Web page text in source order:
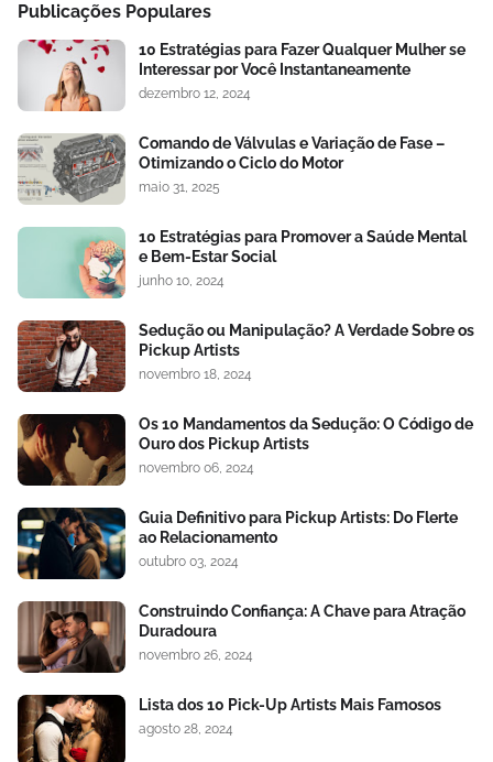
Publicações Populares
10 Estratégias para Fazer Qualquer Mulher se
Interessar por Você Instantaneamente
dezembro 12, 2024
Comando de Válvulas e Variação de Fase –
Otimizando o Ciclo do Motor
maio 31, 2025
10 Estratégias para Promover a Saúde Mental
e Bem-Estar Social
junho 10, 2024
Sedução ou Manipulação? A Verdade Sobre os
Pickup Artists
novembro 18, 2024
Os 10 Mandamentos da Sedução: O Código de
Ouro dos Pickup Artists
novembro 06, 2024
Guia Definitivo para Pickup Artists: Do Flerte
ao Relacionamento
outubro 03, 2024
Construindo Confiança: A Chave para Atração
Duradoura
novembro 26, 2024
Lista dos 10 Pick-Up Artists Mais Famosos
agosto 28, 2024